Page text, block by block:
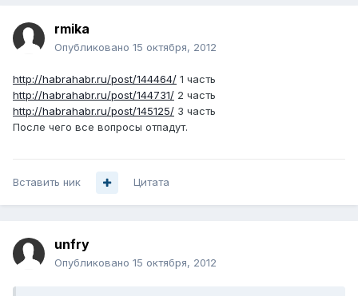
rmika
Опубликовано 15 октября, 2012
http://habrahabr.ru/post/144464/ 1 часть
http://habrahabr.ru/post/144731/ 2 часть
http://habrahabr.ru/post/145125/ 3 часть
После чего все вопросы отпадут.
Вставить ник Цитата
unfry
Опубликовано 15 октября, 2012